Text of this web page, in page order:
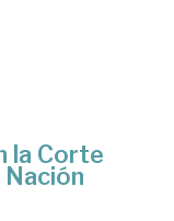
la Corte
Nación